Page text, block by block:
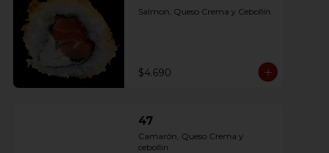
Salmon, Queso Crema y Cebollín
$4.690
47
Camarón, Queso Crema y
cebollin